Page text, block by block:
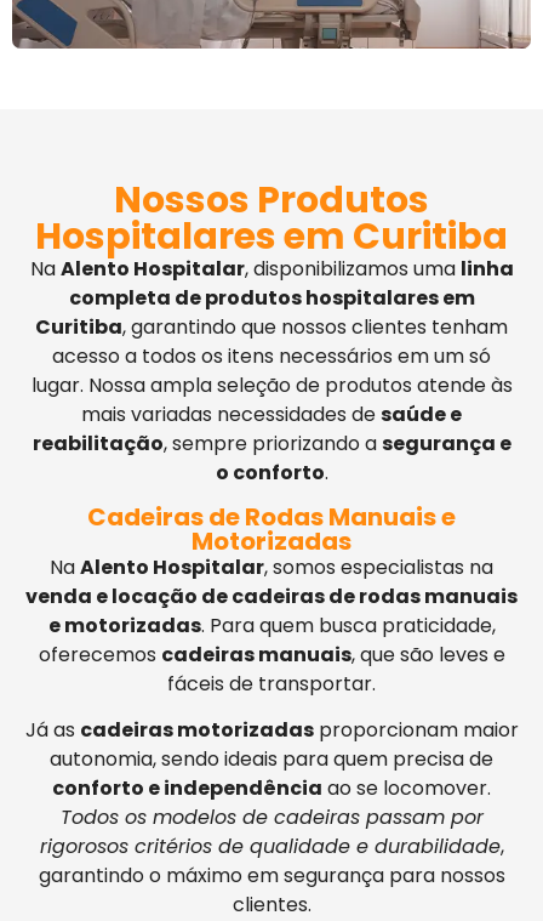
Nossos Produtos
Hospitalares em Curitiba
NaAlento Hospitalar, disponibilizamos uma linha
completa de produtos hospitalares em
Curitiba, garantindo que nossos clientes tenham
acesso a todos os itens necessários em um só
lugar. Nossa ampla seleção de produtos atende às
mais variadas necessidades desaúde e
reabilitação, sempre priorizando asegurança e
o conforto.
Cadeiras de Rodas Manuais e
Motorizadas
NaAlento Hospitalar, somos especialistas na
venda e locação de cadeiras de rodas manuais
e motorizadas. Para quem busca praticidade,
oferecemos cadeiras manuais, que são leves e
fáceis de transportar.
Já as cadeiras motorizadasproporcionam maior
autonomia, sendo ideais para quem precisa de
conforto e independência ao se locomover.
Todos os modelos de cadeiras passam por
rigorosos critérios de qualidade e durabilidade,
garantindo o máximo em segurança para nossos
clientes.